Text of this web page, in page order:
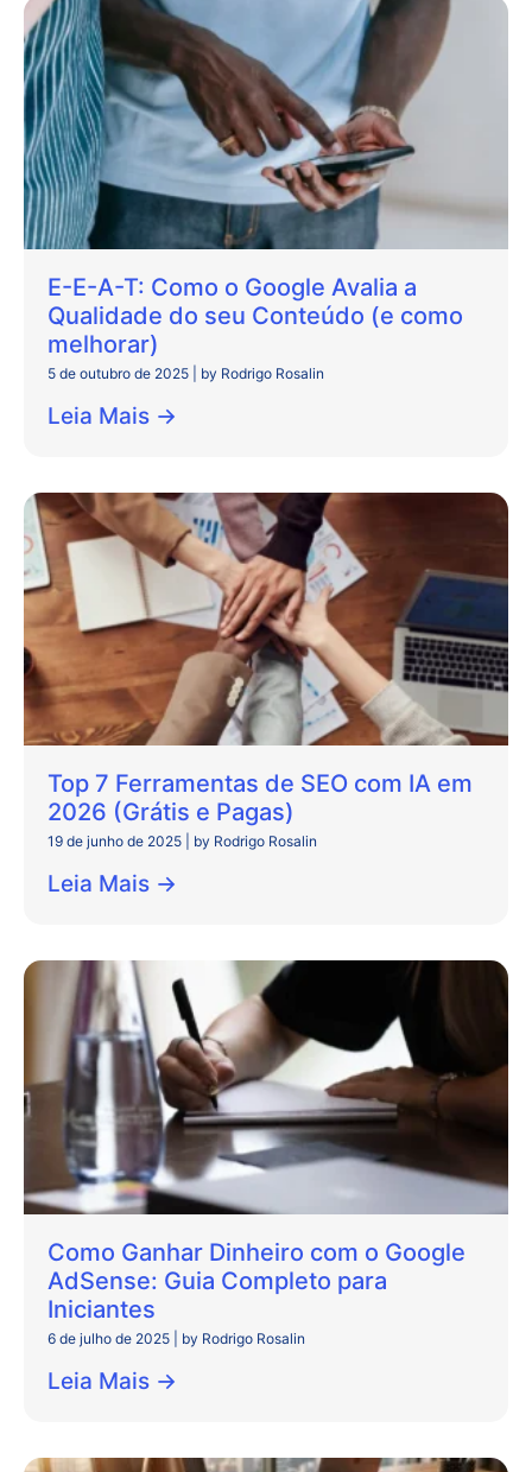
E-E-A-T: Como o Google Avalia a
Qualidade do seu Conteúdo (e como
melhorar)
5 de outubro de 2025 by Rodrigo Rosalin
Leia Mais →
Top 7 Ferramentas de SEO com IA em
2026 (Grátis e Pagas)
19 de junho de 2025 by Rodrigo Rosalin
Leia Mais →
Como Ganhar Dinheiro com o Google
AdSense: Guia Completo para
Iniciantes
6 de julho de 2025 by Rodrigo Rosalin
Leia Mais →